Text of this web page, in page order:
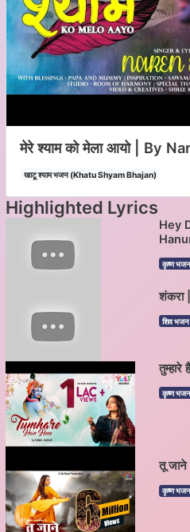
मेरे श्याम को मेला आयो | By
खाटू श्याम भजन (Khatu Shyam Bhajan)
Highlighted Lyrics
Hey
कृष्ण
शंकरा
शिव
कृष्ण
तू
कृष्ण